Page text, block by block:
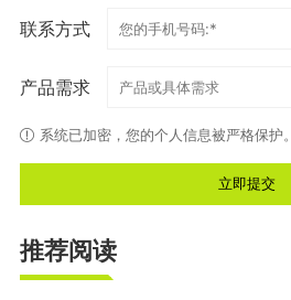
联系方式
产品需求
系统已加密，您的个人信息被严格保护。
推荐阅读